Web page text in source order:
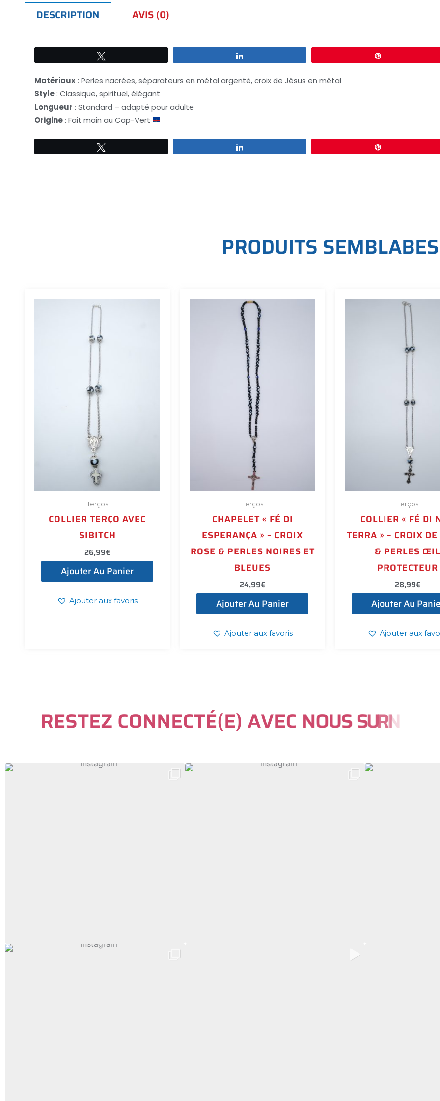
DESCRIPTION AVIS (0)
Matériaux: Perles nacrées, séparateurs en métal argenté, croix de Jésus en métal
Style: Classique, spirituel, élégant
Longueur : Standard – adapté pour adulte
Origine: Fait main au Cap-Vert
PRODUITS SEMBLABES
Terços
COLLIER TERÇO AVEC
SIBITCH
26,99€
Ajouter Au Panier
Ajouter aux favoris
Terços
CHAPELET « FÉ DI
ESPERANÇA » – CROIX
ROSE & PERLES NOIRES ET
BLEUES
24,99€
Ajouter Au Panier
Ajouter aux favoris
Terços
COLLIER « FÉ DI
TERRA » – CROIX DE
& PERLES ŒIL
PROTECTEUR
28,99€
Ajouter Au
Ajouter aux
RESTEZ CONNECTÉ(E) AVEC NOUS SUR